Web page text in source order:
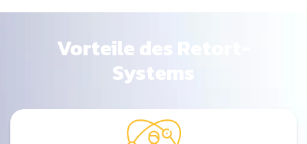
Vorteile des Retort-
Systems